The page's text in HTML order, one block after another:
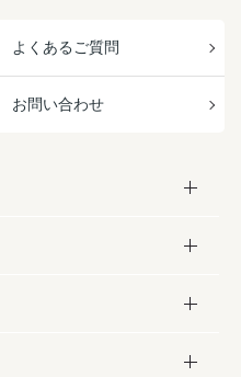
よくあるご質問
お問い合わせ